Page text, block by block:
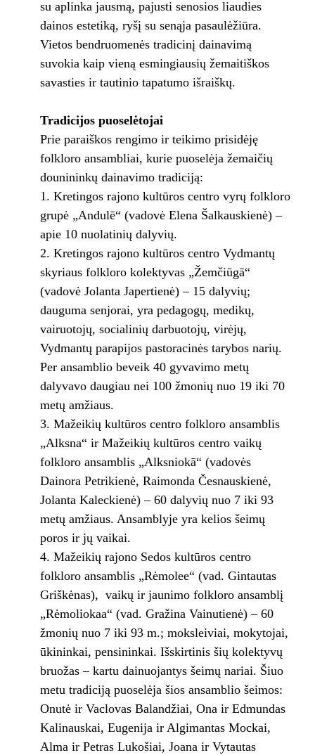
su aplinka jausmą, pajusti senosios liaudies
dainos estetiką, ryšį su senąja pasaulėžiūra.
Vietos bendruomenės tradicinį dainavimą
suvokia kaip vieną esmingiausių žemaitiškos
savasties ir tautinio tapatumo išraiškų.
Tradicijos puoselėtojai
Prie paraiškos rengimo ir teikimo prisidėję
folkloro ansambliai, kurie puoselėja žemaičių
dounininkų dainavimo tradiciją:
Kretingos rajono kultūros centro vyrų folkloro
grupė „Andulē“ (vadovė Elena Šalkauskienė) –
apie 10 nuolatinių dalyvių.
Kretingos rajono kultūros centro Vydmantų
skyriaus folkloro kolektyvas „Žemčiūgā“
(vadovė Jolanta Japertienė) – 15 dalyvių;
dauguma senjorai, yra pedagogų, medikų,
vairuotojų, socialinių darbuotojų, virėjų,
Vydmantų parapijos pastoracinės tarybos narių.
Per ansamblio beveik 40 gyvavimo metų
dalyvavo daugiau nei 100 žmonių nuo 19 iki 70
metų amžiaus.
Mažeikių kultūros centro folkloro ansamblis
„Alksna“ ir Mažeikių kultūros centro vaikų
folkloro ansamblis „Alksniokā“ (vadovės
Dainora Petrikienė, Raimonda Česnauskienė,
Jolanta Kaleckienė) – 60 dalyvių nuo 7 iki 93
metų amžiaus. Ansamblyje yra kelios šeimų
poros ir jų vaikai.
Mažeikių rajono Sedos kultūros centro
folkloro ansamblis „Rėmolee“ (vad. Gintautas
Griškėnas), vaikų ir jaunimo folkloro ansamblį
„Rėmoliokaa“ (vad. Gražina Vainutienė) – 60
žmonių nuo 7 iki 93 m.; moksleiviai, mokytojai,
ūkininkai, pensininkai. Išskirtinis šių kolektyvų
bruožas – kartu dainuojantys šeimų nariai. Šiuo
metu tradiciją puoselėja šios ansamblio šeimos:
Onutė ir Vaclovas Balandžiai, Ona ir Edmundas
Kalinauskai, Eugenija ir Algimantas Mockai,
Alma ir Petras Lukošiai, Joana ir Vytautas